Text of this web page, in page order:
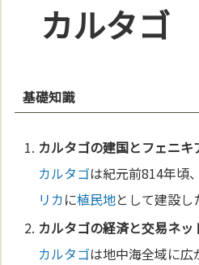
カルタゴ
基礎知識
カルタゴの建国とフェニキ
カルタゴは紀元前814年頃、
リカに植民地として建設し
カルタゴの経済と交易ネッ
カルタゴは地中海全域に広